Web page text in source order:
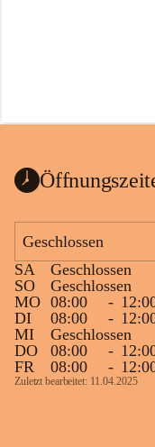
Geschlossen
SA
Geschlossen
SO
Geschlossen
MO 08:00 -
DI
08:00 -
MI
Geschlossen
DO
08:00 -
FR
08:00 -
Zuletzt bearbeitet: 11.04.2025